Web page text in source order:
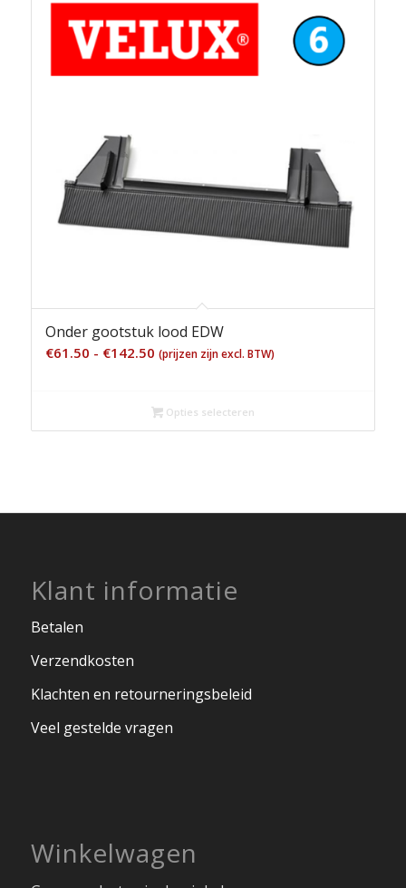
Onder gootstuk lood EDW
€61.50 - €142.50Prijsklasse:
€142.50
(prijzen zijn excl. BTW)
Opties selecteren
Klant informatie
Betalen
Verzendkosten
Klachten en retourneringsbeleid
Veel gestelde vragen
Winkelwagen